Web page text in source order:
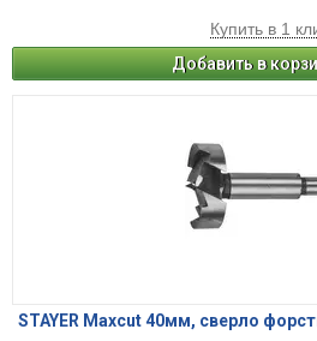
Купить в 1
Добавить в
STAYER Maxcut 40мм, сверло